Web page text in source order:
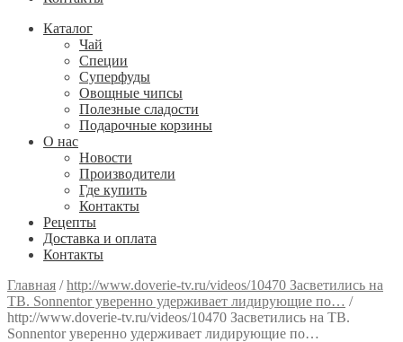
Каталог
Чай
Специи
Cуперфуды
Овощные чипсы
Полезные сладости
Подарочные корзины
О нас
Новости
Производители
Где купить
Контакты
Рецепты
Доставка и оплата
Контакты
Главная /http://www.doverie-tv.ru/videos/10470 Засветились на
ТВ. Sonnentor уверенно удерживает лидирующие по… /
http://www.doverie-tv.ru/videos/10470 Засветились на ТВ.
Sonnentor уверенно удерживает лидирующие по…